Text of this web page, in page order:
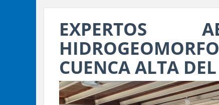
EXPERTOS
CUENCA ALTA